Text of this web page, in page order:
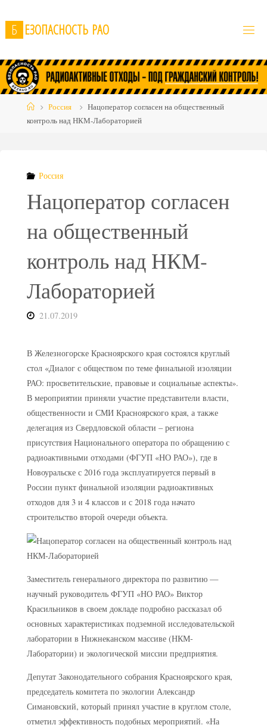
to
content
Б ЕЗОПАСНОСТЬ РАО
HomeРоссия
Нацоператор согласен на общественный
контроль над НКМ-Лабораторией
Россия
Нацоператор согласен
на общественный
контроль над НКМ-
Лабораторией
21.07.2019
В Железногорске Красноярского края состоялся круглый
стол «Диалог с обществом по теме финальной изоляции
РАО: просветительские, правовые и социальные аспекты».
В мероприятии приняли участие представители власти,
общественности и СМИ Красноярского края, а также
делегация из Свердловской области – региона
присутствия Национального оператора по обращению с
радиоактивными отходами (ФГУП «НО РАО»), где в
Новоуральске с 2016 года эксплуатируется первый в
России пункт финальной изоляции радиоактивных
отходов для 3 и 4 классов и с 2018 года начато
строительство второй очереди объекта.
Заместитель генерального директора по развитию —
научный руководитель ФГУП «НО РАО» Виктор
Красильников в своем докладе подробно рассказал об
основных характеристиках подземной исследовательской
лаборатории в Нижнеканском массиве (НКМ-
Лаборатории) и экологической миссии предприятия.
Депутат Законодательного собрания Красноярского края,
председатель комитета по экологии Александр
Симановский, который принял участие в круглом столе,
отметил эффективность подобных мероприятий. «На